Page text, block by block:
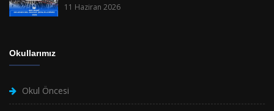
11 Haziran 2026
Okullarımız
Okul Öncesi